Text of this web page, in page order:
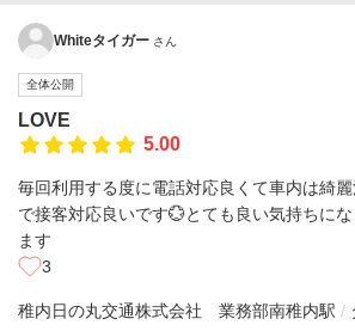
Whiteタイガー さん
全体公開
LOVE
5.00
毎回利用する度に電話対応良くて車内は綺
で接客対応良いです💮とても良い気持ちに
ます
3
稚内日の丸交通株式会社 業務部南稚内駅